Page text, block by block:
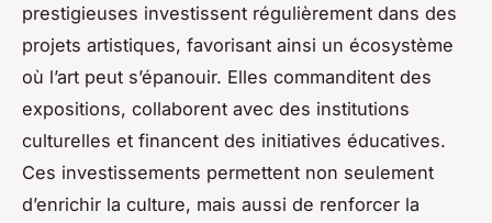
prestigieuses investissent régulièrement dans des
projets artistiques, favorisant ainsi un écosystème
où l’art peut s’épanouir. Elles commanditent des
expositions, collaborent avec des institutions
culturelles et financent des initiatives éducatives.
Ces investissements permettent non seulement
d’enrichir la culture, mais aussi de renforcer la